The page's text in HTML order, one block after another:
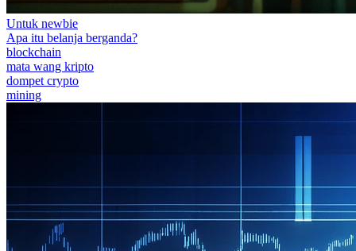
Untuk newbie
Apa itu belanja berganda?
blockchain
mata wang kripto
dompet crypto
mining